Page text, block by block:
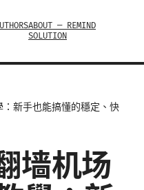
ABOUT — REMIND
SOLUTION
新手也能搞懂的穩定、快
墙机场